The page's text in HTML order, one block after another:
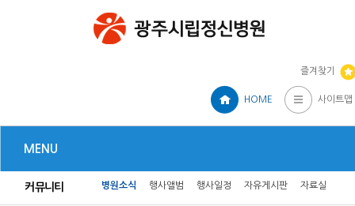
즐겨찾기
HOME 사이트맵
MENU
커뮤니티 병원소식 행사앨범 행사일정 자유게시판 자료실